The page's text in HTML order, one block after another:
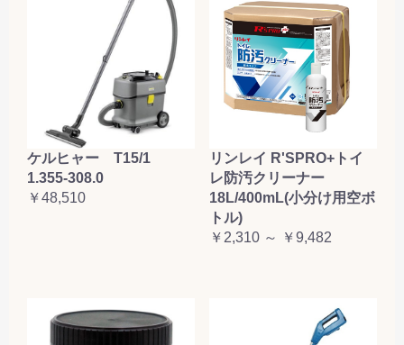
ケルヒャー T15/1
1.355-308.0
￥48,510
リンレイ R'SPRO+トイ
レ防汚クリーナー
18L/400mL(小分け用空ボ
トル)
￥2,310 ～ ￥9,482